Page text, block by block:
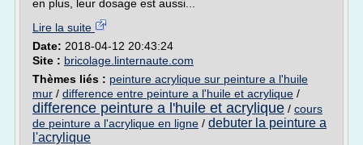
en plus, leur dosage est aussi...
Lire la suite
Date: 2018-04-12 20:43:24
Site : bricolage.linternaute.com
Thèmes liés : peinture acrylique sur peinture a l'huile
mur / difference entre peinture a l'huile et acrylique /
difference peinture a l'huile et acrylique / cours
de peinture a l'acrylique en ligne / debuter la peinture a
l'acrylique